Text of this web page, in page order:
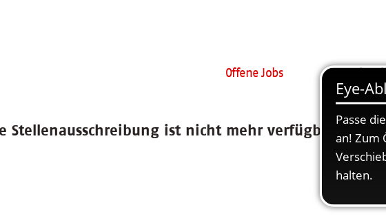
Offene Jobs AWO als
Stellenausschreibung ist nicht mehr verfügbar.